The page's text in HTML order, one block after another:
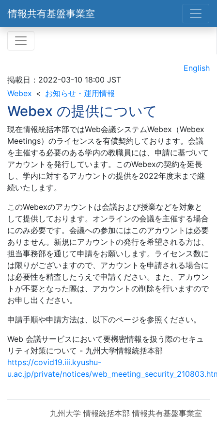
情報共有基盤事業室
English
掲載日： 2022-03-10 18:00 JST
Webex
お知らせ・運用情報
Webex の提供について
現在情報統括本部ではWeb会議システムWebex（Webex
Meetings）のライセンスを有償契約しております。会議
を主催する必要のある学内の教職員には、申請に基づいて
アカウントを発行しています。このWebexの契約を延長
し、学内に対するアカウントの提供を2022年度末まで継
続いたします。
このWebexのアカウントは会議および授業などを対象と
して提供しております。オンラインの会議を主催する場合
にのみ必要です。会議への参加にはこのアカウントは必要
ありません。新規にアカウントの発行を希望される方は、
担当事務部を通じて申請をお願いします。ライセンス数に
は限りがございますので、アカウントを申請される場合に
は必要性を精査したうえで申請ください。また、アカウン
トが不要となった際は、アカウントの削除を行いますので
お申し出ください。
申請手順や申請方法は、以下のページを参照ください。
Web 会議サービスにおいて要機密情報を扱う際のセキュ
リティ対策について - 九州大学情報統括本部
https://covid19.iii.kyushu-
u.ac.jp/private/notices/
九州大学 情報統括本部 情報共有基盤事業室